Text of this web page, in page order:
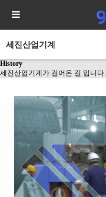
세진산업기계
History
세진산업기계가 걸어온 길 입니다.